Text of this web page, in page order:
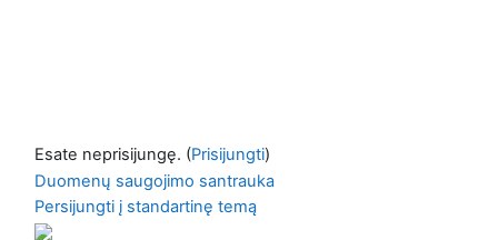
Esate neprisijungę. (Prisijungti)
Duomenų saugojimo santrauka
Persijungti į standartinę temą